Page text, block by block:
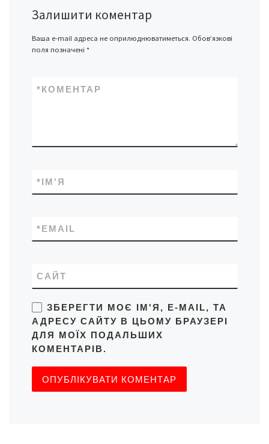
Залишити коментар
Ваша e-mail адреса не оприлюднюватиметься. Обов’язкові
поля позначені *
КОМЕНТАР
*
ІМ'Я
*
EMAIL
*
САЙТ
ЗБЕРЕГТИ МОЄ ІМ'Я, E-MAIL, ТА
АДРЕСУ САЙТУ В ЦЬОМУ БРАУЗЕРІ
ДЛЯ МОЇХ ПОДАЛЬШИХ
КОМЕНТАРІВ.